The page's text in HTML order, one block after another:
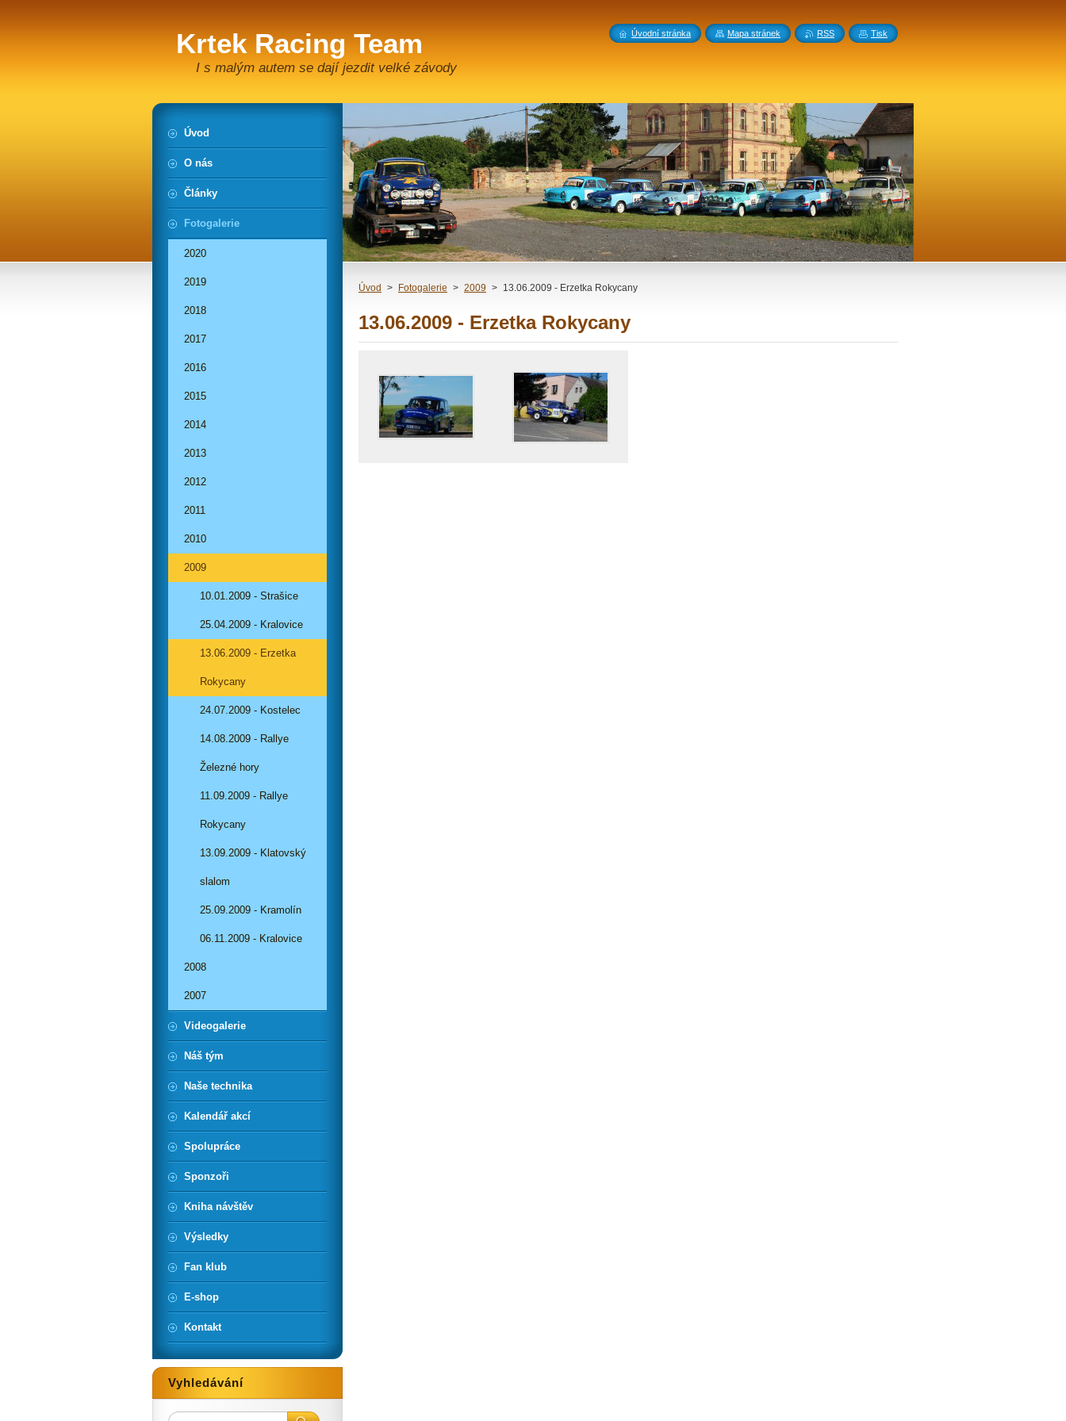
Krtek Racing Team
I s malým autem se dají jezdit velké závody
Úvod > Fotogalerie > 2009 > 13.06.2009 - Erzetka Rokycany
13.06.2009 - Erzetka Rokycany
Úvod
O nás
Články
Fotogalerie
2020
2019
2018
2017
2016
2015
2014
2013
2012
2011
2010
2009
10.01.2009 - Strašice
25.04.2009 - Kralovice
13.06.2009 - Erzetka
Rokycany
24.07.2009 - Kostelec
14.08.2009 - Rallye
Železné hory
11.09.2009 - Rallye
Rokycany
13.09.2009 - Klatovský
slalom
25.09.2009 - Kramolín
06.11.2009 - Kralovice
2008
2007
Videogalerie
Náš tým
Naše technika
Kalendář akcí
Spolupráce
Sponzoři
Kniha návštěv
Výsledky
Fan klub
E-shop
Kontakt
Vyhledávání
Úvodní stránka Mapa stránek RSS Tisk